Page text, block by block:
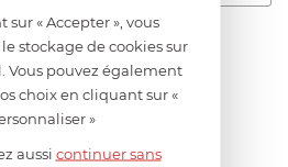
sur « Accepter », vous
stockage de cookies sur
Vous pouvez également
choix en cliquant sur «
»
aussi continuer sans